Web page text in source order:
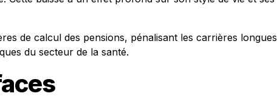
de calcul des pensions, pénalisant les carrières longues
du secteur de la santé.